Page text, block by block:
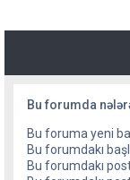
Bu forumda
Bu foruma yeni
Bu forumdakı
Bu forumdakı